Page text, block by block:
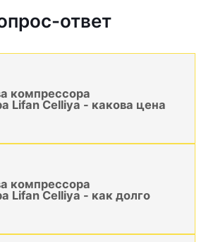
ответ
компрессора
Lifan Celliya - какова цена
компрессора
Lifan Celliya - как долго